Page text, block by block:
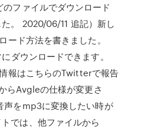
ファイルでダウンロード
。 2020/06/11 追記）新し
ード方法を書きました。
ダウンロードできます。
報はこちらのTwitterで報告
らAvgleの仕様が変更さ
声をmp3に変換したい時が
では、他ファイルから